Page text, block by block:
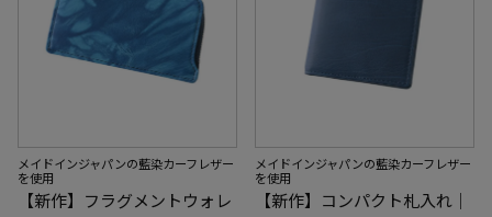
メイドインジャパンの藍染カーフレザー
を使用
【新作】フラグメントウォレ
メイドインジャパンの藍染カーフレザー
を使用
【新作】コンパクト札入れ｜